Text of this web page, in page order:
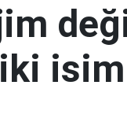
iki isim